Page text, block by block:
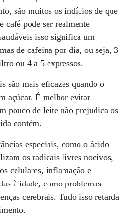
são muitos os indícios de que
café pode ser realmente
isso significa um
de cafeína por dia, ou seja, 3
ou 4 a 5 expressos.
são mais eficazes quando o
açúcar. É melhor evitar
pouco de leite não prejudica os
contém.
especiais, como o ácido
os radicais livres nocivos,
celulares, inflamação e
à idade, como problemas
cerebrais. Tudo isso retarda